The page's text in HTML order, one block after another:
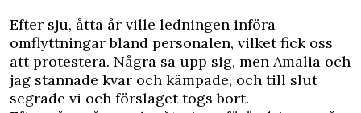
Efter sju, åtta år ville ledningen införa
omflyttningar bland personalen, vilket fick oss
att protestera. Några sa upp sig, men Amalia och
jag stannade kvar och kämpade, och till slut
segrade vi och förslaget togs bort.